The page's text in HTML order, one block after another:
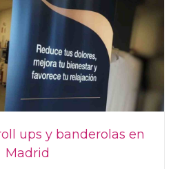
ups y banderolas en
Madrid